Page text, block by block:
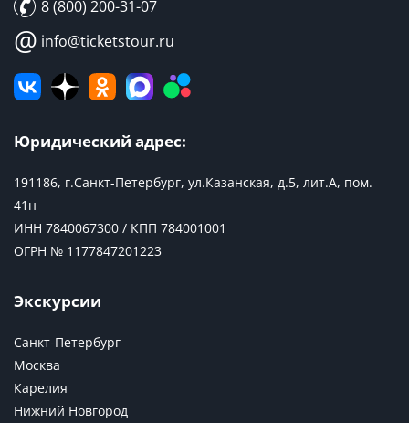
8 (800) 200-31-07
@ info@ticketstour.ru
Юридический адрес:
191186, г.Санкт-Петербург, ул.Казанская, д.5, лит.А, пом.
41н
ИНН 7840067300 / КПП 784001001
ОГРН № 1177847201223
Экскурсии
Санкт-Петербург
Москва
Карелия
Нижний Новгород